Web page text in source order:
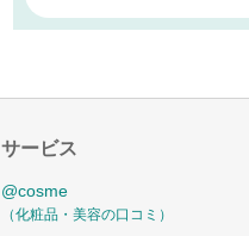
サービス
@cosme
（化粧品・美容の口コミ）